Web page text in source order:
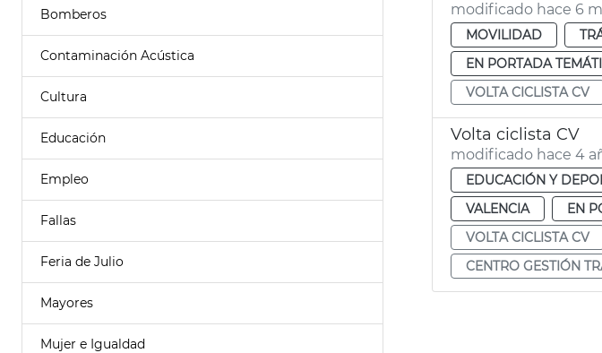
Bomberos
Contaminación Acústica
Cultura
Educación
Empleo
Fallas
Feria de Julio
Mayores
Mujer e Igualdad
modificado hace 6
MOVILIDAD
EN PORTADA
VOLTA CICLISTA CV
Volta ciclista CV
modificado hace 4
EDUCACIÓN Y
VALENCIA
EN
VOLTA CICLISTA CV
CENTRO GESTIÓN